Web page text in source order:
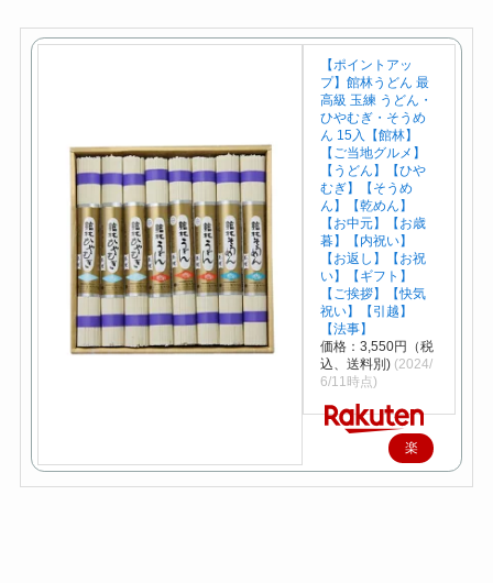
【ポイントアッ
プ】館林うどん 最
高級 玉練 うどん・
ひやむぎ・そうめ
ん 15入【館林】
【ご当地グルメ】
【うどん】【ひや
むぎ】【そうめ
ん】【乾めん】
【お中元】【お歳
暮】【内祝い】
【お返し】【お祝
い】【ギフト】
【ご挨拶】【快気
祝い】【引越】
【法事】
価格：3,550円（税
込、送料別) (2024/
6/11時点)
楽